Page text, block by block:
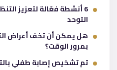
6 أنشطة فعّالة لتعزيز
التوحد
هل يمكن أن تخف أعراض
بمرور الوقت؟
تم تشخيص إصابة طفلي